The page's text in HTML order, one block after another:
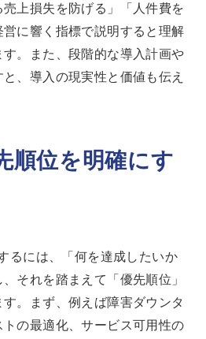
上損失を防げる」「人件費を
に響く指標で説明すると理解
。また、段階的な導入計画や
、導入の現実性と価値も伝え
順位を明確にす
るには、「何を達成したいか
それを踏まえて「優先順位」
。まず、例えば障害ダウンタ
の最適化、サービス可用性の